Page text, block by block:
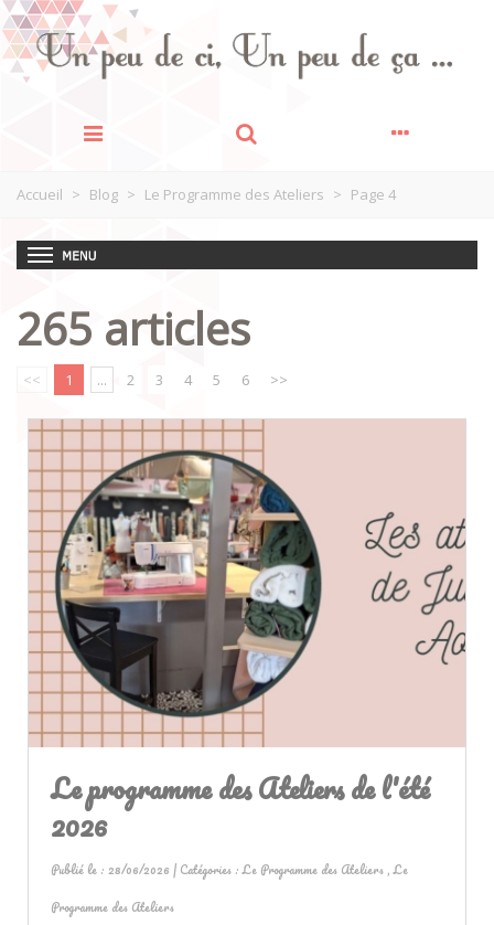
Accueil > Blog > Le Programme des Ateliers > Page 4
265 articles
<< 1 ... 2 3 4 5 6 >>
Le programme des Ateliers de l'été
2026
Publié le : 28/06/2026 | Catégories :Le Programme des Ateliers,Le
Programme des Ateliers